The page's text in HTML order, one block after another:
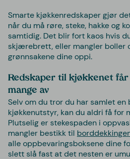
Smarte kjøkkenredskaper gjør
når du må røre, steke, hakke og
samtidig. Det blir fort kaos hvis
skjærebrett, eller mangler boller
grønnsakene dine oppi.
Redskaper til kjøkkenet
mange av
Selv om du tror du har samlet
kjøkkenutstyr, kan du aldri få for
Plutselig er stekespaden i
mangler bestikk til
alle oppbevaringsboksene dine
slett slå fast at det nesten er